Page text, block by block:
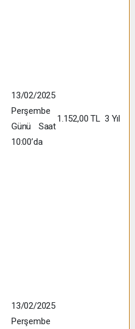
13/02/2025
Perşembe
Günü Saat
10:00’da
1.152,00 TL 3 Yıl
13/02/2025
Perşembe